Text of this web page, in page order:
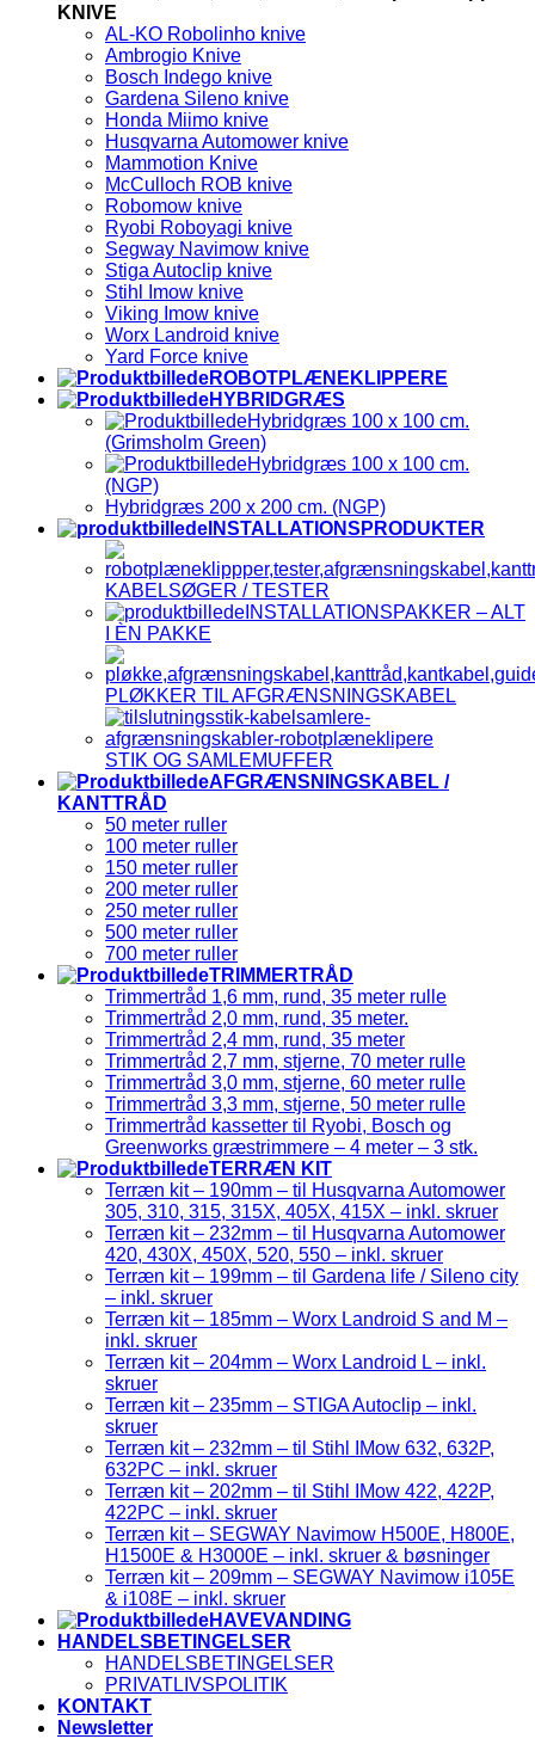
KNIVE
AL-KO Robolinho knive
Ambrogio Knive
Bosch Indego knive
Gardena Sileno knive
Honda Miimo knive
Husqvarna Automower knive
Mammotion Knive
McCulloch ROB knive
Robomow knive
Ryobi Roboyagi knive
Segway Navimow knive
Stiga Autoclip knive
Stihl Imow knive
Viking Imow knive
Worx Landroid knive
Yard Force knive
ROBOTPLÆNEKLIPPERE
HYBRIDGRÆS
Hybridgræs 100 x 100 cm.
(Grimsholm Green)
Hybridgræs 100 x 100 cm.
(NGP)
Hybridgræs 200 x 200 cm. (NGP)
INSTALLATIONSPRODUKTER
KABELSØGER / TESTER
INSTALLATIONSPAKKER – ALT
I ÈN PAKKE
PLØKKER TIL AFGRÆNSNINGSKABEL
STIK OG SAMLEMUFFER
AFGRÆNSNINGSKABEL /
KANTTRÅD
50 meter ruller
100 meter ruller
150 meter ruller
200 meter ruller
250 meter ruller
500 meter ruller
700 meter ruller
TRIMMERTRÅD
Trimmertråd 1,6 mm, rund, 35 meter rulle
Trimmertråd 2,0 mm, rund, 35 meter.
Trimmertråd 2,4 mm, rund, 35 meter
Trimmertråd 2,7 mm, stjerne, 70 meter rulle
Trimmertråd 3,0 mm, stjerne, 60 meter rulle
Trimmertråd 3,3 mm, stjerne, 50 meter rulle
Trimmertråd kassetter til Ryobi, Bosch og
Greenworks græstrimmere – 4 meter – 3 stk.
TERRÆN KIT
Terræn kit – 190mm – til Husqvarna Automower
305, 310, 315, 315X, 405X, 415X – inkl. skruer
Terræn kit – 232mm – til Husqvarna Automower
420, 430X, 450X, 520, 550 – inkl. skruer
Terræn kit – 199mm – til Gardena life / Sileno city
– inkl. skruer
Terræn kit – 185mm – Worx Landroid S and M –
inkl. skruer
Terræn kit – 204mm – Worx Landroid L – inkl.
skruer
Terræn kit – 235mm – STIGA Autoclip – inkl.
skruer
Terræn kit – 232mm – til Stihl IMow 632, 632P,
632PC – inkl. skruer
Terræn kit – 202mm – til Stihl IMow 422, 422P,
422PC – inkl. skruer
Terræn kit – SEGWAY Navimow H500E, H800E,
H1500E & H3000E – inkl. skruer & bøsninger
Terræn kit – 209mm – SEGWAY Navimow i105E
& i108E – inkl. skruer
HAVEVANDING
HANDELSBETINGELSER
HANDELSBETINGELSER
PRIVATLIVSPOLITIK
KONTAKT
Newsletter